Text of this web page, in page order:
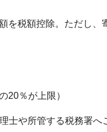
税額控除。ただし、
20％が上限）
や所管する税務署へ